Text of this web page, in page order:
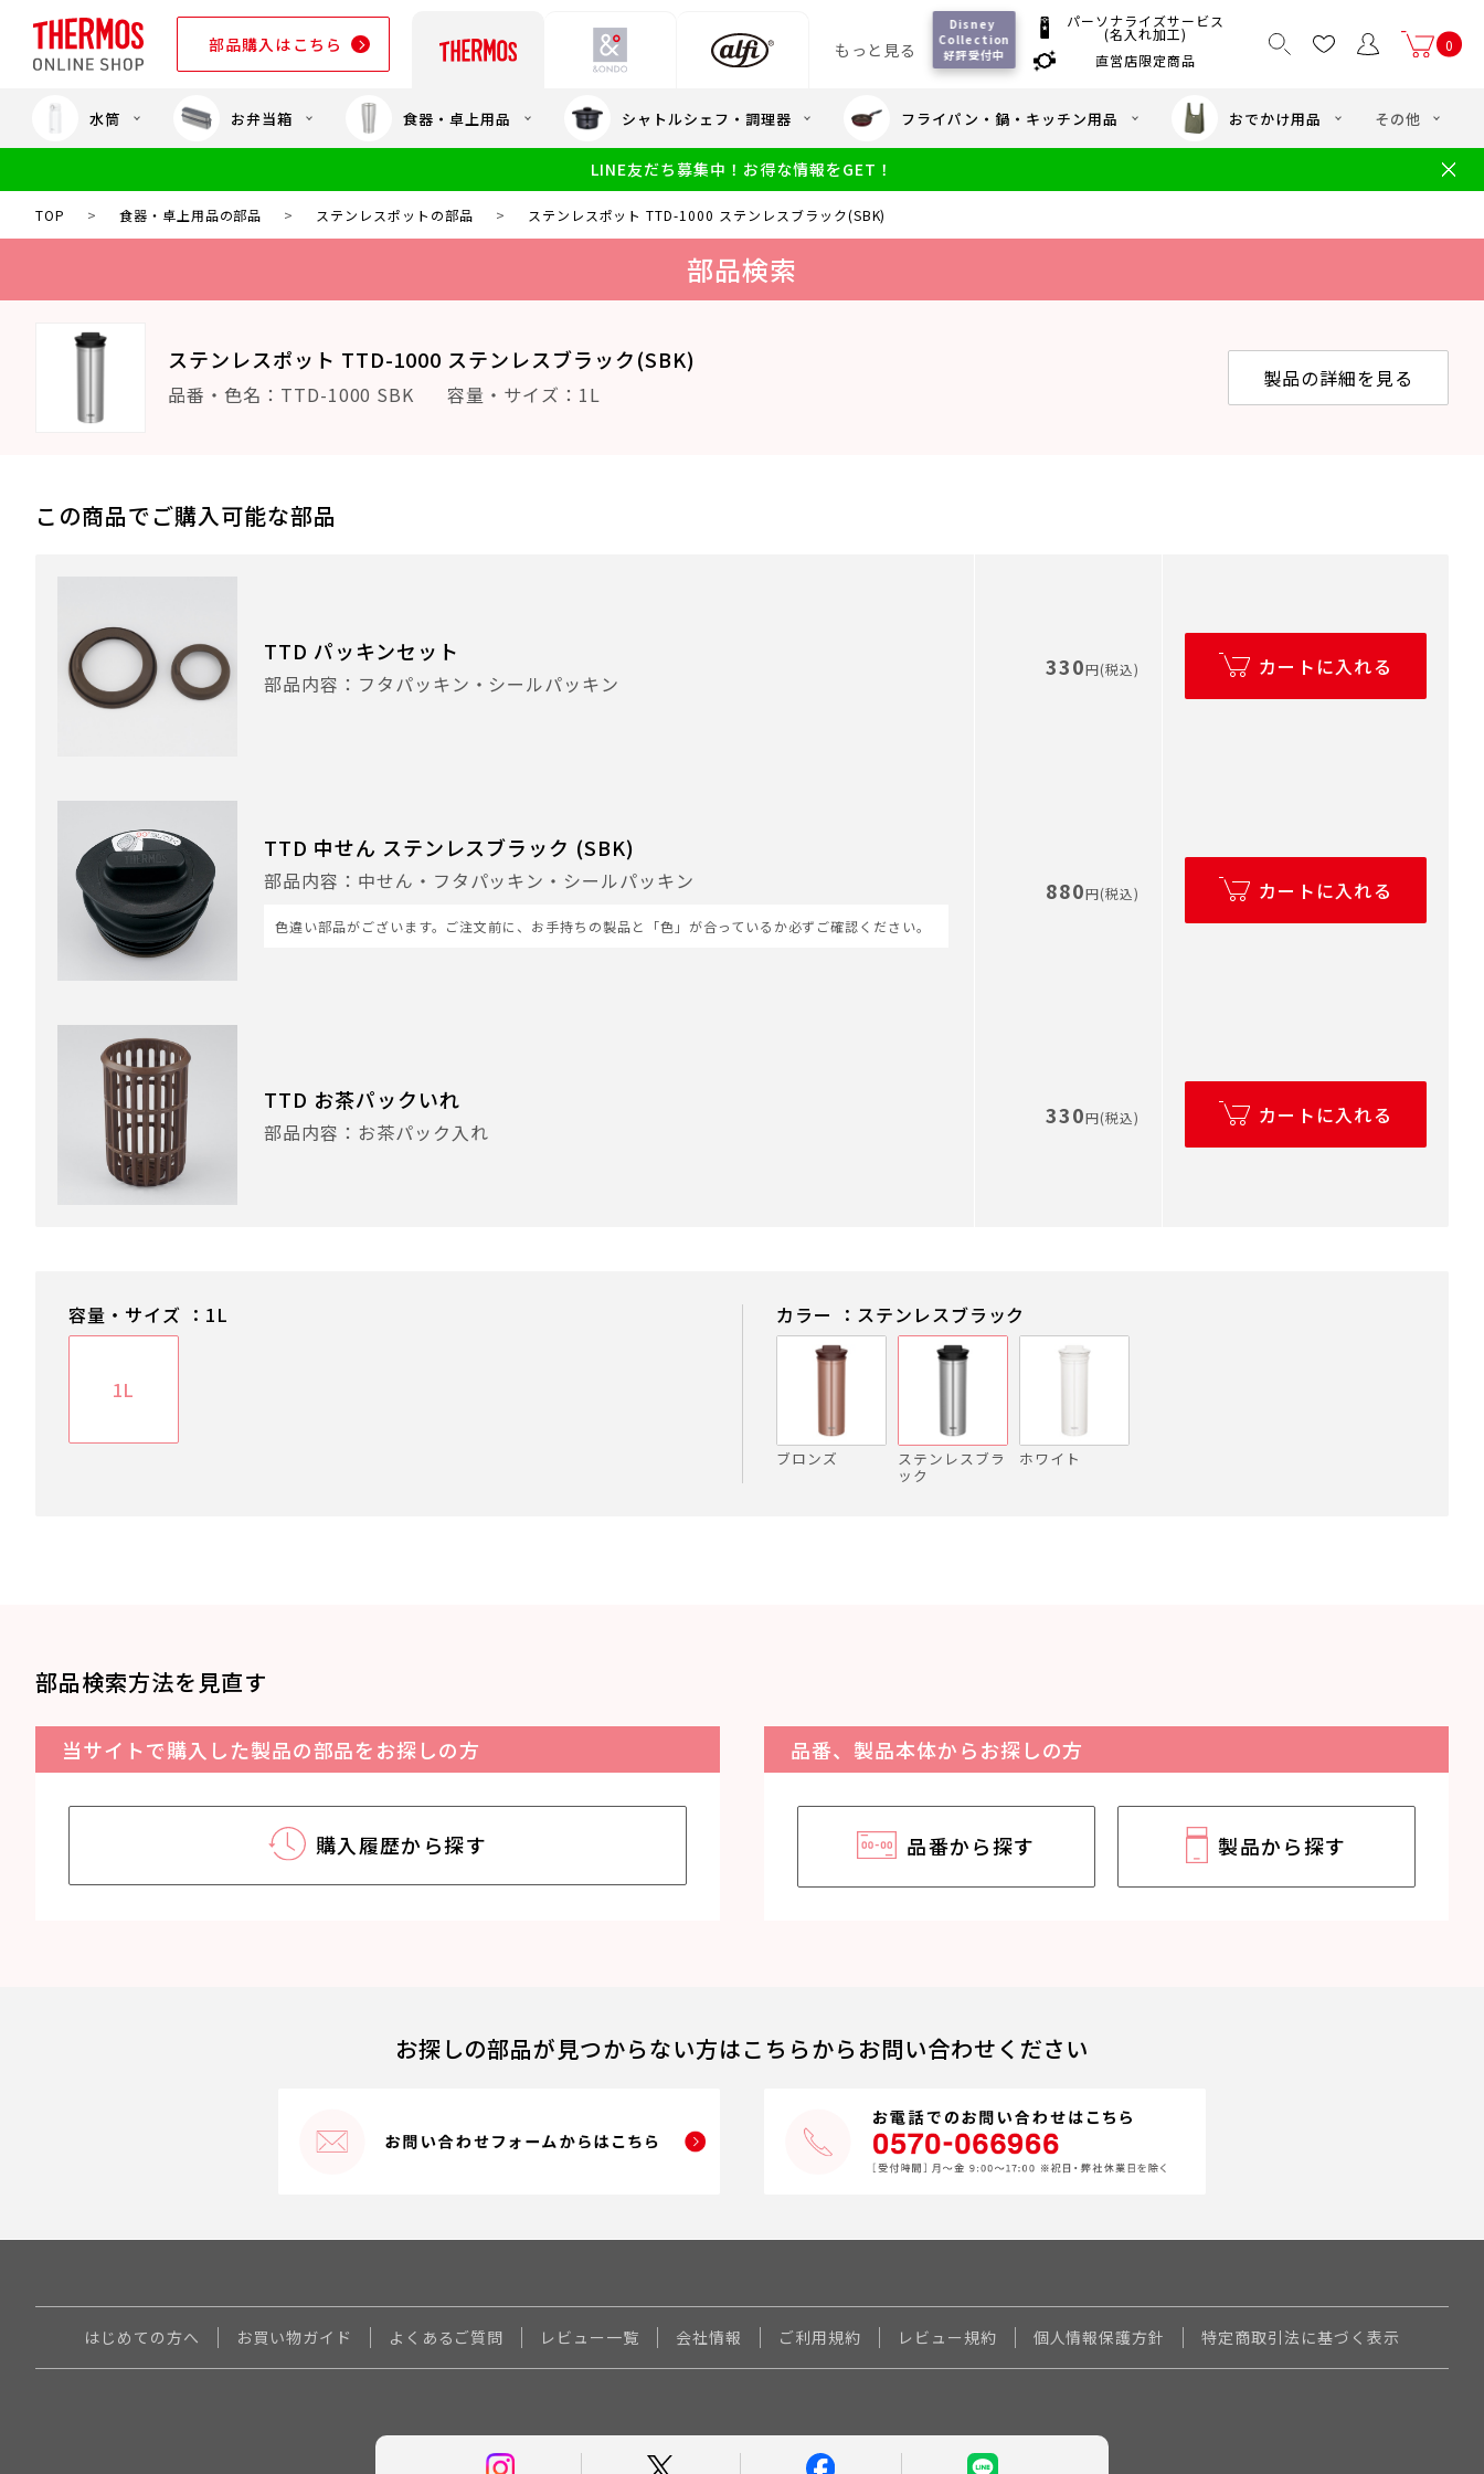
部品購入はこちら もっと見る
以上送料無料
サーモスのeギフト
ギフトのご案内
Disney
Collection
好評受付中
パーソナライズサービス
(名入れ加工)
直営店限定商品
部品購入はこちら
食洗機対応 幼児・園児向け水筒
小学生 中・高学年向け水筒
0
水筒 お弁当箱 食器・卓上用品 シャトルシェフ・調理器 フライパン・鍋・キッチン用品 おでかけ用品 その他
LINE友だち募集中！お得な情報をGET！
TOP > 食器・卓上用品の部品 > ステンレスポットの部品 > ステンレスポット TTD-1000 ステンレスブラック(SBK)
部品検索
ステンレスポット TTD-1000 ステンレスブラック(SBK)
品番・色名：TTD-1000 SBK 容量・サイズ：1L
製品の詳細を見る
この商品でご購入可能な部品
TTD パッキンセット
部品内容：フタパッキン・シールパッキン
330円(税込) カートに入れる
TTD 中せん ステンレスブラック (SBK)
部品内容：中せん・フタパッキン・シールパッキン
色違い部品がございます。ご注文前に、お手持ちの製品と「色」が合っているか必ずご確認ください。
880円(税込) カートに入れる
TTD お茶パックいれ
部品内容：お茶パック入れ
330円(税込) カートに入れる
容量・サイズ ：1L
1L
カラー ：ステンレスブラック
ブロンズ ステンレスブラ
ック
ホワイト
部品検索方法を見直す
当サイトで購入した製品の部品をお探しの方
購入履歴から探す
品番、製品本体からお探しの方
品番から探す 製品から探す
お探しの部品が見つからない方はこちらからお問い合わせください
はじめての方へ お買い物ガイド よくあるご質問 レビュー一覧 会社情報 ご利用規約 レビュー規約 個人情報保護方針 特定商取引法に基づく表示